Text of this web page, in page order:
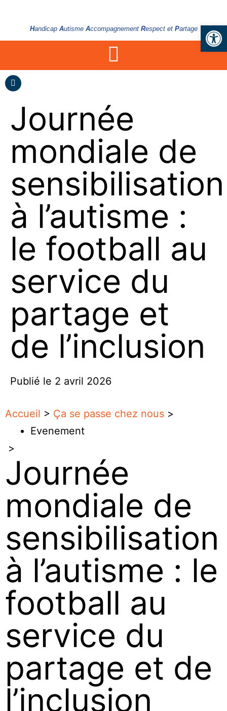
Handicap Autisme Accompagnement Respect et Partage
Journée
mondiale de
sensibilisation
à l’autisme :
le football au
service du
partage et
de l’inclusion
Publié le 2 avril 2026
Accueil > Ça se passe chez nous >
Evenement
>
Journée
mondiale de
sensibilisation
à l’autisme : le
football au
service du
partage et de
l’inclusion
Ouvrir